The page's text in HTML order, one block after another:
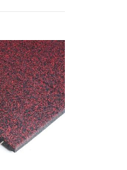
otthoni
felülete
kialakításra a
szétcsúszik
edzés
„fogai”
tatami felület